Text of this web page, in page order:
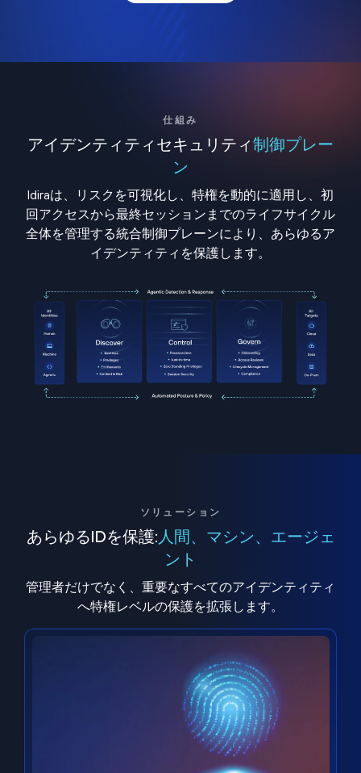
仕組み
アイデンティティセキュリティ制御プレー
ン
Idiraは、リスクを可視化し、特権を動的に適用し、初
回アクセスから最終セッションまでのライフサイクル
全体を管理する統合制御プレーンにより、あらゆるア
イデンティティを保護します。
ソリューション
あらゆるIDを保護: 人間、マシン、エージェ
ント
管理者だけでなく、重要なすべてのアイデンティティ
へ特権レベルの保護を拡張します。